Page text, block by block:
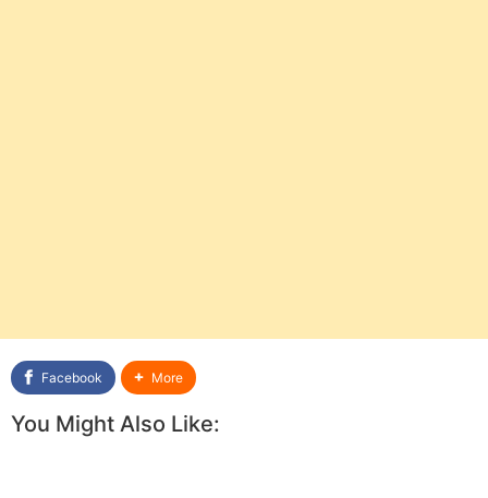
Facebook More
You Might Also Like: